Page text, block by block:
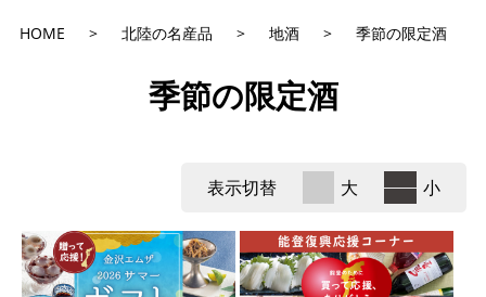
HOME > 北陸の名産品 > 地酒 > 季節の限定酒
季節の限定酒
表示切替 大 小